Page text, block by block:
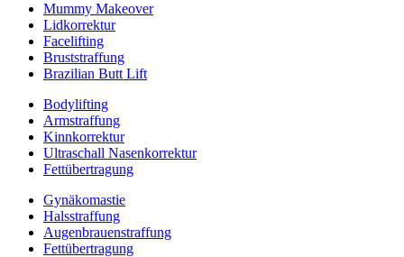
Mummy Makeover
Lidkorrektur
Facelifting
Bruststraffung
Brazilian Butt Lift
Bodylifting
Armstraffung
Kinnkorrektur
Ultraschall Nasenkorrektur
Fettübertragung
Gynäkomastie
Halsstraffung
Augenbrauenstraffung
Fettübertragung